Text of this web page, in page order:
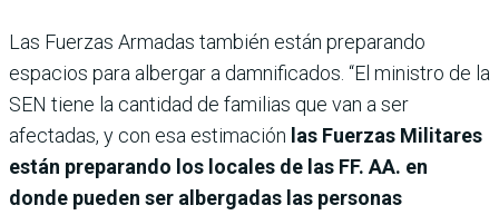
Las Fuerzas Armadas también están preparando
espacios para albergar a damnificados. “El ministro de la
SEN tiene la cantidad de familias que van a ser
afectadas, y con esa estimación las Fuerzas Militares
están preparando los locales de las FF. AA. en
donde pueden ser albergadas las personas